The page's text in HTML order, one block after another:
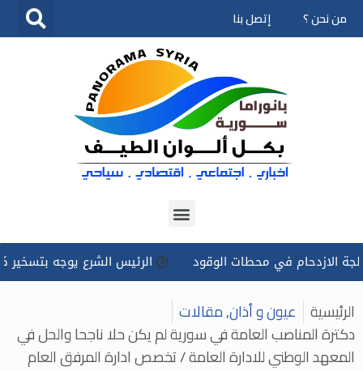
تخطى
من نحن ؟ إتصل بنا
في محطات الوقود الرئيس الشرع يوجه بتسخير كل
الرئيسية عيون و أذان,مقالات
دكترة المناصب العامة في سورية لم يكن حلا ناجحا والحل في
المعهد الوطني للادارة العامة / تخصص ادارة المرفق العام